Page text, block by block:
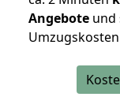
Angebote und